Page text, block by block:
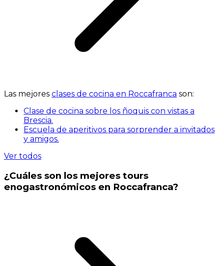
Las mejores clases de cocina en Roccafranca son:
Clase de cocina sobre los ñoquis con vistas a
Brescia.
Escuela de aperitivos para sorprender a invitados
y amigos.
Ver todos
¿Cuáles son los mejores tours
enogastronómicos en Roccafranca?